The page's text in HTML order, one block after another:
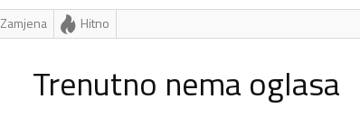
Zamjena Hitno
Trenutno nema oglasa